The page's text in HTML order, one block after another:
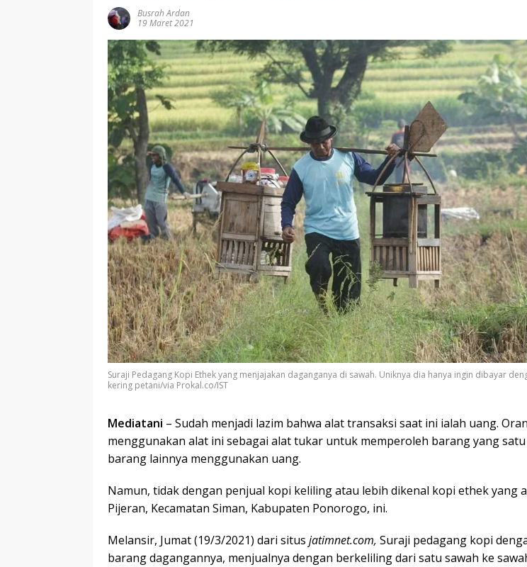
Busrah Ardan
19 Maret 2021
Suraji Pedagang Kopi Ethek yang menjajakan daganganya di sawah. Uniknya dia hanya ingin dibayar
kering petani/via Prokal.co/IST
Mediatani – Sudah menjadi lazim bahwa alat transaksi saat ini ialah uang.
menggunakan alat ini sebagai alat tukar untuk memperoleh barang yang
barang lainnya menggunakan uang.
Namun, tidak dengan penjual kopi keliling atau lebih dikenal kopi ethek yang
Pijeran, Kecamatan Siman, Kabupaten Ponorogo, ini.
Melansir, Jumat (19/3/2021) dari situs jatimnet.com, Suraji pedagang kopi
barang dagangannya, menjualnya dengan berkeliling dari satu sawah ke